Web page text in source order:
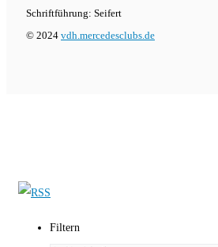
Schriftführung: Seifert
© 2024 vdh.mercedesclubs.de
Filtern